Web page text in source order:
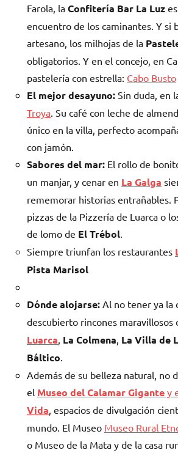
Farola, la Confitería Bar La Luz
encuentro de los caminantes. Y si
artesano, los milhojas de la
obligatorios. Y en el concejo, en
pastelería con estrella: Cabo Busto
El mejor desayuno: Sin duda, en
Troya . Su café con leche de
único en la villa, perfecto
con jamón.
Sabores del mar: El rollo de
un manjar, y cenar en La Galga
rememorar historias entrañables.
pizzas de la Pizzería de Luarca o
de lomo de El Trébol
Siempre triunfan los restaurantes
Pista Marisol
Dónde alojarse: Al no tener ya la
descubierto rincones maravillosos
Luarca La Colmena La Villa de
Báltico
Además de su belleza natural, no
el Museo del Calamar Gigante y
Vida , espacios de divulgación
mundo. El Museo Museo Rural
o Museo de la Mata y de la casa